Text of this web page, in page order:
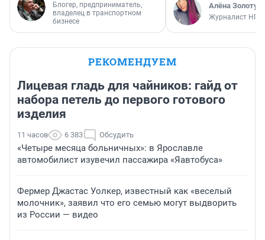
Блогер, предприниматель,
владелец в транспортном
бизнесе
Алёна
Журналист НГС
РЕКОМЕНДУЕМ
Лицевая гладь для чайников: гайд от
набора петель до первого готового
изделия
11 часов 6 383 Обсудить
«Четыре месяца больничных»: в Ярославле
автомобилист изувечил пассажира «Яавтобуса»
Фермер Джастас Уолкер, известный как «веселый
молочник», заявил что его семью могут выдворить
из России — видео